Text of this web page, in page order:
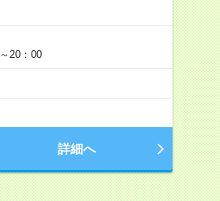
20：00
詳細へ